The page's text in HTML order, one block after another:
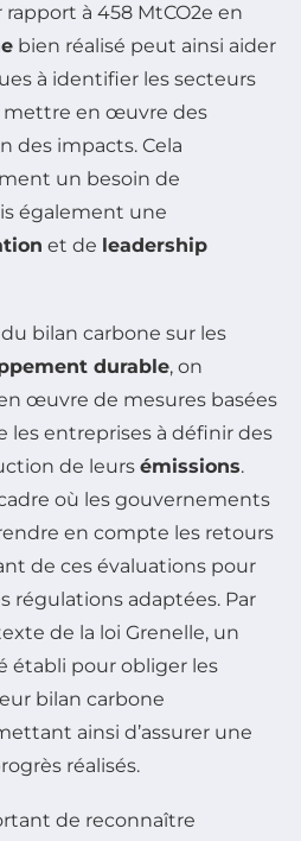
rapport à 458 MtCO2e en
bien réalisé peut ainsi aider
à identifier les secteurs
mettre en œuvre des
des impacts. Cela
un besoin de
également une
et de leadership
bilan carbone sur les
durable, on
œuvre de mesures basées
les entreprises à définir des
de leurs émissions.
où les gouvernements
en compte les retours
de ces évaluations pour
régulations adaptées. Par
de la loi Grenelle, un
établi pour obliger les
bilan carbone
ainsi d’assurer une
réalisés.
de reconnaître